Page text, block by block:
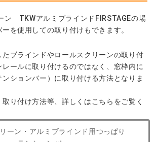
ン TKWアルミブラインドFIRSTAGEの場
を使用しての取り付けもできます。
ブラインドやロールスクリーンの取り付
ールに取り付けるのではなく、窓枠内に
ションバー）に取り付ける方法となりま
り付け方法等、詳しくはこちらをご覧く
ーン・アルミブラインド用つっぱり